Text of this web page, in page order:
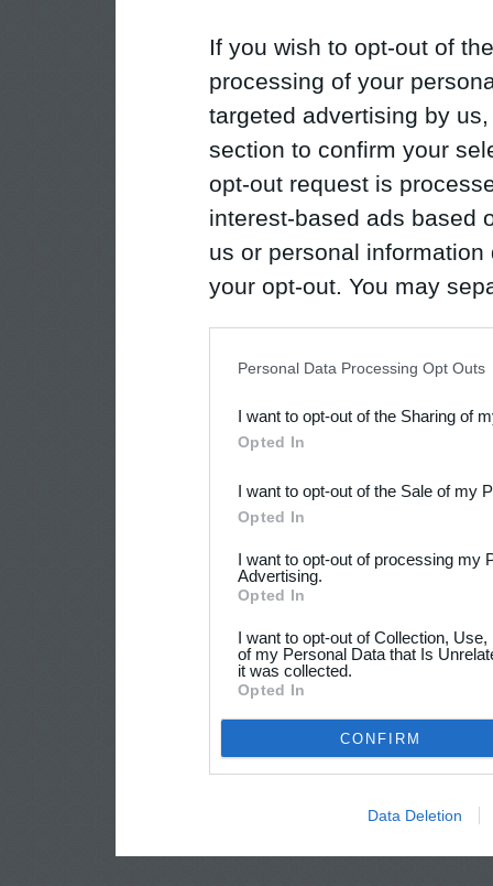
If you wish to opt-out of
processing of your
targeted advertising by
section to confirm your
opt-out request is
interest-based ads based
us or personal
your opt-out. You may
Downstream Participants
third parties.
Personal Data Processing Opt Outs
I want to opt-out of the Sharing of
Opted In
I want to opt-out of the Sale of my
Opted In
I want to opt-out of processing my
Advertising.
Opted In
I want to opt-out of Collection,
of my Personal Data that Is
it was collected.
Opted In
CONFIRM
Data Deletion